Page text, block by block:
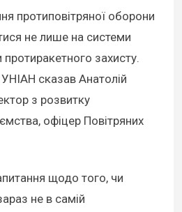
протиповітряної оборони
не лише на системи
протиракетного захисту.
сказав Анатолій
з розвитку
офіцер Повітряних
щодо того, чи
не в самій